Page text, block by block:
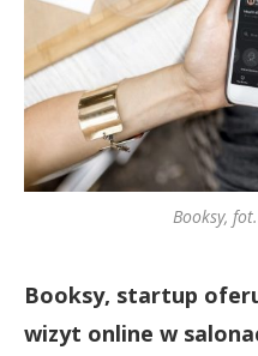
Booksy,
Booksy, startup
wizyt online w